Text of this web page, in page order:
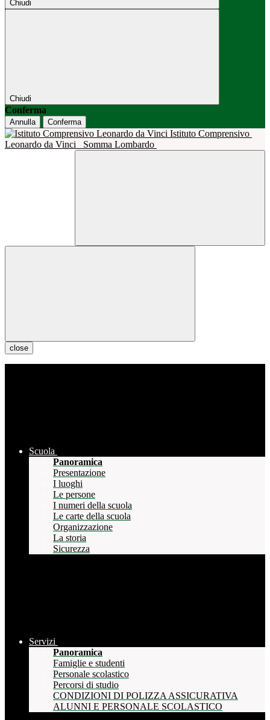
Chiudi
Chiudi
Conferma
Annulla Conferma
Istituto Comprensivo
Leonardo da Vinci
Somma Lombardo
close
Scuola
Panoramica
Presentazione
I luoghi
Le persone
I numeri della scuola
Le carte della scuola
Organizzazione
La storia
Sicurezza
Servizi
Panoramica
Famiglie e studenti
Personale scolastico
Percorsi di studio
CONDIZIONI DI POLIZZA ASSICURATIVA
ALUNNI E PERSONALE SCOLASTICO